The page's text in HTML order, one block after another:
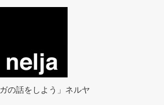
ガの話をしよう」ネルヤ